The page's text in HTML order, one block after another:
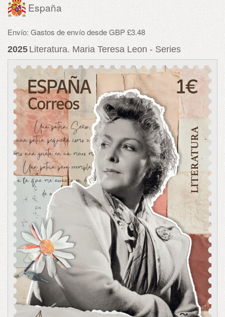
España
Envío: Gastos de envío desde GBP £3.48
2025 Literatura. Maria Teresa Leon - Series